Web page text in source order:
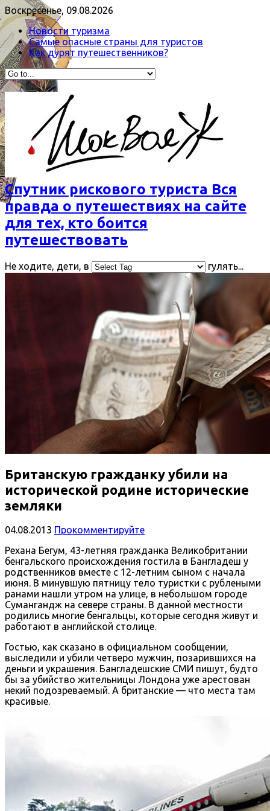
Воскресенье, 09.08.2026
Новости туризма
Самые опасные страны для туристов
Как дурят путешественников?
Спутник рискового туриста Вся
правда о путешествиях на сайте
для тех, кто боится
путешествовать
Не ходите, дети, в гулять...
Британскую гражданку убили на
исторической родине исторические
земляки
04.08.2013 Прокомментируйте
Рехана Бегум, 43-летняя гражданка Великобритании
бенгальского происхождения гостила в Бангладеш у
родственников вместе с 12-летним сыном с начала
июня. В минувшую пятницу тело туристки с рублеными
ранами нашли утром на улице, в небольшом городе
Сумангандж на севере страны. В данной местности
родились многие бенгальцы, которые сегодня живут и
работают в английской столице.
Гостью, как сказано в официальном сообщении,
выследили и убили четверо мужчин, позарившихся на
деньги и украшения. Бангладешские СМИ пишут, будто
бы за убийство жительницы Лондона уже арестован
некий подозреваемый. А британские — что места там
красивые.